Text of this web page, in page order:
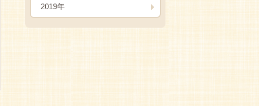
2019年